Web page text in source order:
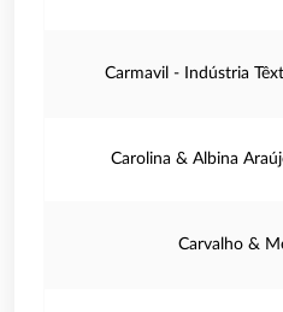
Carmavil - Indústria
Carolina & Albina
Carvalho &